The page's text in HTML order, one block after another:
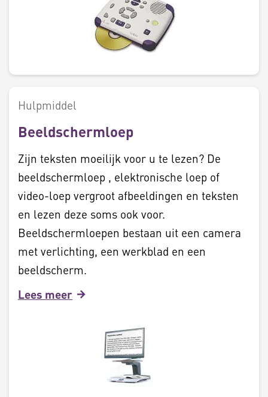
Hulpmiddel
Beeldschermloep
Zijn teksten moeilijk voor u te lezen? De
beeldschermloep , elektronische loep of
video-loep vergroot afbeeldingen en teksten
en lezen deze soms ook voor.
Beeldschermloepen bestaan uit een camera
met verlichting, een werkblad en een
beeldscherm.
Lees meer